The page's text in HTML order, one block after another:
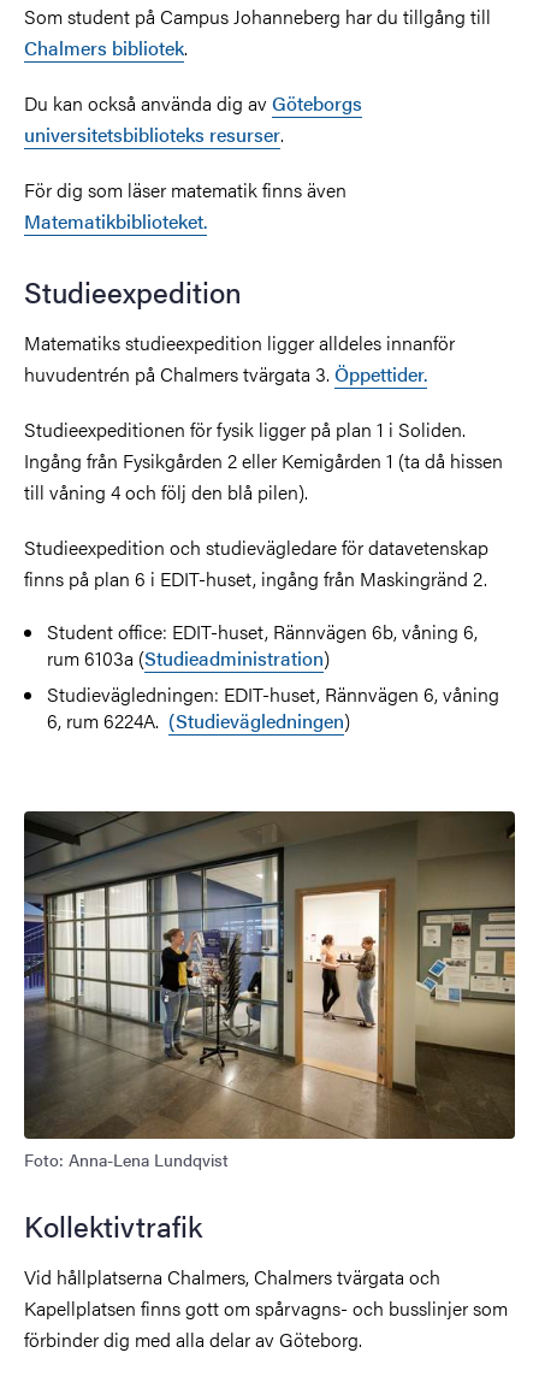
Som student på Campus Johanneberg har du tillgång till
Chalmers bibliotek.
Du kan också använda dig avGöteborgs
universitetsbiblioteks resurser.
För dig som läser matematik finns även
Matematikbiblioteket.
Studieexpedition
Matematiks studieexpedition ligger alldeles innanför
huvudentrén på Chalmers tvärgata 3. Öppettider.
Studieexpeditionen för fysik ligger på plan 1 i Soliden.
Ingång från Fysikgården 2 eller Kemigården 1 (ta då hissen
till våning 4 och följ den blå pilen).
Studieexpedition och studievägledare för datavetenskap
finns på plan 6 i EDIT-huset, ingång från Maskingränd 2.
Student office: EDIT-huset, Rännvägen 6b, våning 6,
rum 6103a (Studieadministration)
Studievägledningen: EDIT-huset, Rännvägen 6, våning
6, rum 6224A. (Studievägledningen)
Bild
Foto: Anna-Lena Lundqvist
Kollektivtrafik
Vid hållplatserna Chalmers, Chalmers tvärgata och
Kapellplatsen finns gott om spårvagns- och busslinjer som
förbinder dig med alla delar av Göteborg.